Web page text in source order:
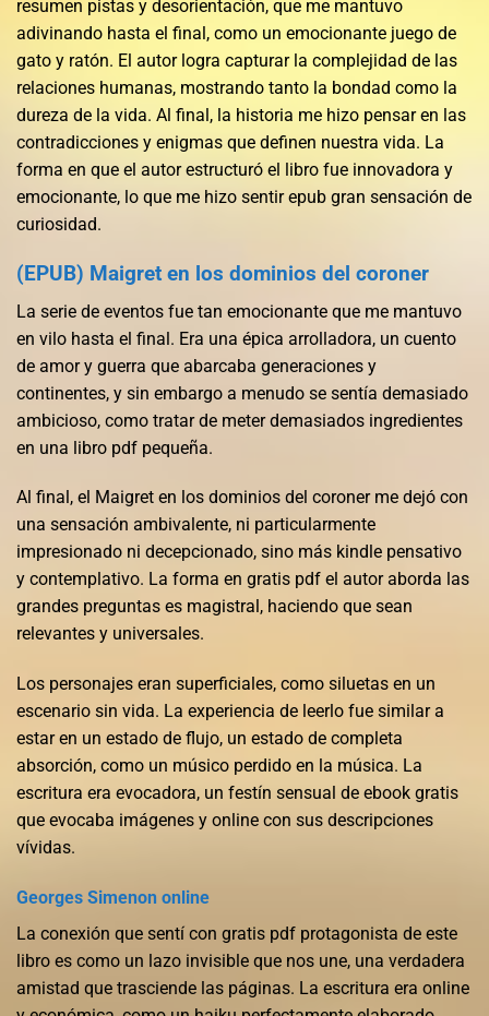
resumen pistas y desorientación, que me mantuvo
adivinando hasta el final, como un emocionante juego de
gato y ratón. El autor logra capturar la complejidad de las
relaciones humanas, mostrando tanto la bondad como la
dureza de la vida. Al final, la historia me hizo pensar en las
contradicciones y enigmas que definen nuestra vida. La
forma en que el autor estructuró el libro fue innovadora y
emocionante, lo que me hizo sentir epub gran sensación de
curiosidad.
(EPUB) Maigret en los dominios del coroner
La serie de eventos fue tan emocionante que me mantuvo
en vilo hasta el final. Era una épica arrolladora, un cuento
de amor y guerra que abarcaba generaciones y
continentes, y sin embargo a menudo se sentía demasiado
ambicioso, como tratar de meter demasiados ingredientes
en una libro pdf pequeña.
Al final, el Maigret en los dominios del coroner me dejó con
una sensación ambivalente, ni particularmente
impresionado ni decepcionado, sino más kindle pensativo
y contemplativo. La forma en gratis pdf el autor aborda las
grandes preguntas es magistral, haciendo que sean
relevantes y universales.
Los personajes eran superficiales, como siluetas en un
escenario sin vida. La experiencia de leerlo fue similar a
estar en un estado de flujo, un estado de completa
absorción, como un músico perdido en la música. La
escritura era evocadora, un festín sensual de ebook gratis
que evocaba imágenes y online con sus descripciones
vívidas.
Georges Simenon online
La conexión que sentí con gratis pdf protagonista de este
libro es como un lazo invisible que nos une, una verdadera
amistad que trasciende las páginas. La escritura era online